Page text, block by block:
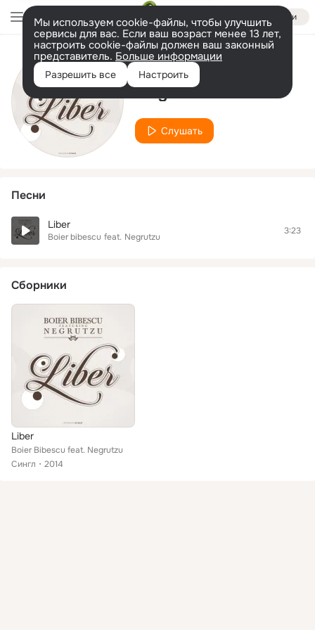
Войти
Мы используем cookie-файлы, чтобы улучшить
сервисы для вас. Если ваш возраст менее 13 лет,
настроить cookie-файлы должен ваш законный
представитель. Больше информации
Разрешить все Настроить
Исполнитель
Negrutzu
Слушать
Песни
Liber
Boier bibescu feat. Negrutzu
3:23
Сборники
Liber
Boier Bibescu feat. Negrutzu
Сингл
2014